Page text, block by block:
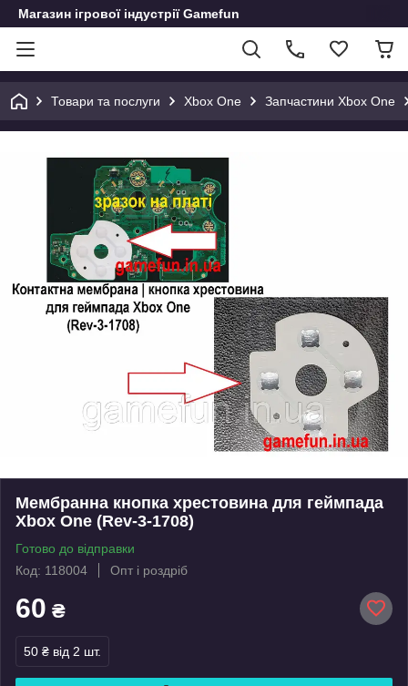
Магазин ігрової індустрії Gamefun
Товари та послуги Xbox One Запчастини Xbox One
Мембранна кнопка хрестовина для геймпада
Xbox One (Rev-3-1708)
Готово до відправки
Код: 118004
Опт і роздріб
60 ₴
50 ₴ від 2 шт.